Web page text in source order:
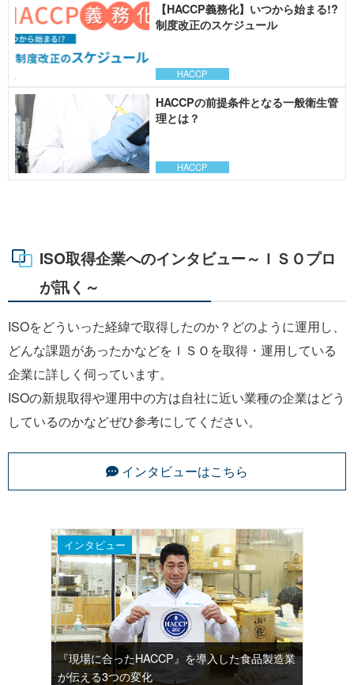
HACCP
【HACCP義務化】いつから始まる!?
制度改正のスケジュール
HACCP
HACCPの前提条件となる一般衛生管
理とは？
ISO取得企業へのインタビュー～ＩＳＯプロ
が訊く～
ISOをどういった経緯で取得したのか？どのように運用し、
どんな課題があったかなどをＩＳＯを取得・運用している
企業に詳しく伺っています。
ISOの新規取得や運用中の方は自社に近い業種の企業はどう
しているのかなどぜひ参考にしてください。
インタビューはこちら
インタビュー
『現場に合ったHACCP』を導入した食品製造業
が伝える3つの変化